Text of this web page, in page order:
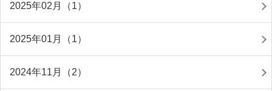
2025年02月（1）
2025年01月（1）
2024年11月（2）